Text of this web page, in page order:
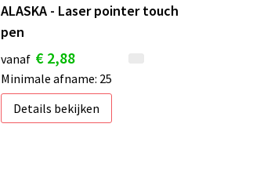
ALASKA - Laser pointer touch
pen
vanaf € 2,88
Minimale afname: 25
Details bekijken